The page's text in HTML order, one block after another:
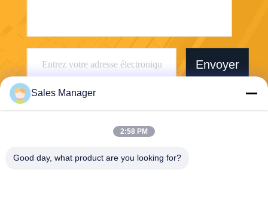
Envoyer
Wuhan Desheng Biochemical Technology
Sales Manager
2:58 PM
Good day, what product are you looking for?